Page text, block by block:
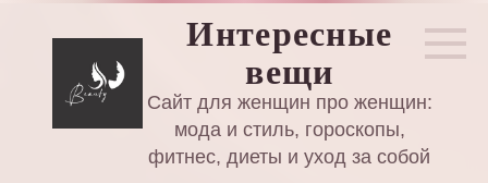
Интересные
вещи
Сайт для женщин про женщин:
мода и стиль, гороскопы,
фитнес, диеты и уход за собой